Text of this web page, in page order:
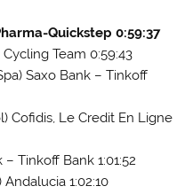
Quickstep 0:59:37
Team 0:59:43
Saxo Bank – Tinkoff
Cofidis, Le Credit En Ligne
– Tinkoff Bank 1:01:52
Andalucia 1:02:10